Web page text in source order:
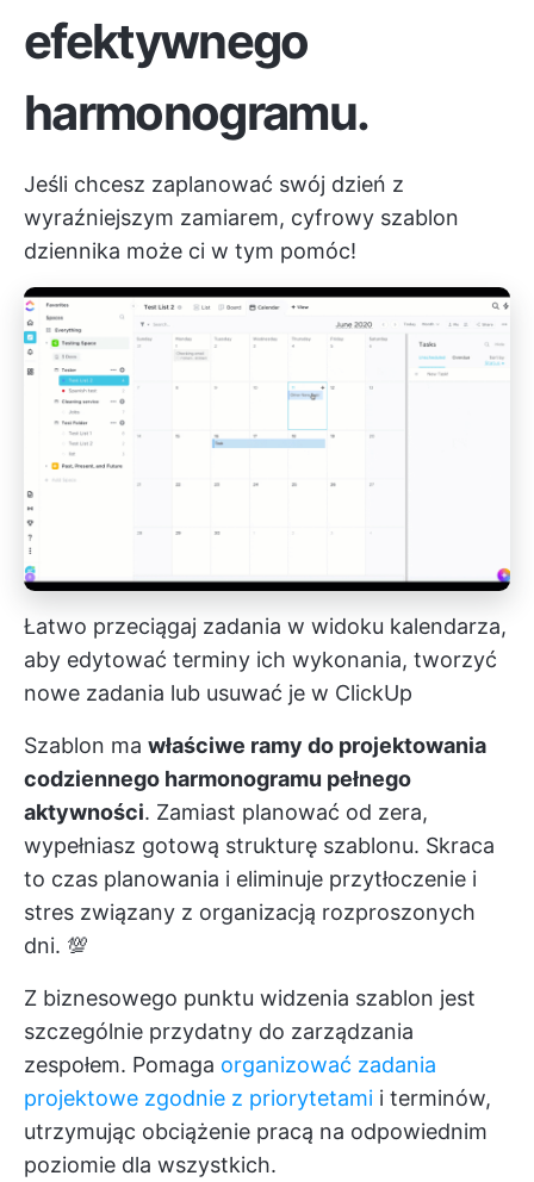
efektywnego
harmonogramu.
Jeśli chcesz zaplanować swój dzień z
wyraźniejszym zamiarem, cyfrowy szablon
dziennika może ci w tym pomóc!
Łatwo przeciągaj zadania w widoku kalendarza,
aby edytować terminy ich wykonania, tworzyć
nowe zadania lub usuwać je w ClickUp
Szablon ma właściwe ramy do projektowania
codziennego harmonogramu pełnego
aktywności. Zamiast planować od zera,
wypełniasz gotową strukturę szablonu. Skraca
to czas planowania i eliminuje przytłoczenie i
stres związany z organizacją rozproszonych
dni. 💯
Z biznesowego punktu widzenia szablon jest
szczególnie przydatny do zarządzania
zespołem. Pomaga organizować zadania
projektowe zgodnie z priorytetami i terminów,
utrzymując obciążenie pracą na odpowiednim
poziomie dla wszystkich.